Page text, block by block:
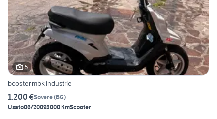
5
booster mbk industrie
1.200 €Sovere(BG)
Usato06/20095000 KmScooter